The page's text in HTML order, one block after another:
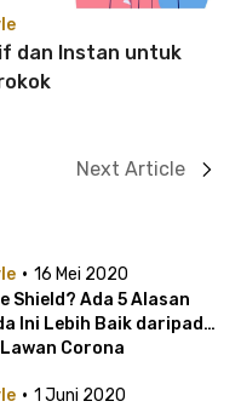
dan Instan untuk
Next Article
· 16 Mei 2020
Shield? Ada 5 Alasan
Ini Lebih Baik daripada
Corona
· 1 Juni 2020